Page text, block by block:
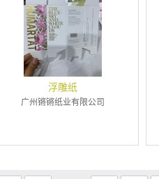
浮雕纸
广州锵锵纸业有限公司